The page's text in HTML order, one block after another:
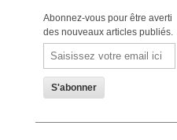
Abonnez-vous pour être averti
des nouveaux articles publiés.
Email